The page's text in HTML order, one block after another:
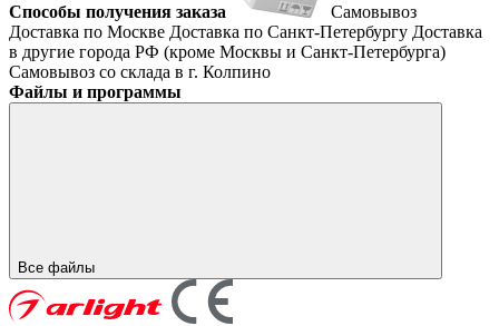
Способы получения заказа
Самовывоз
Доставка по Москве Доставка по Санкт-Петербургу Доставка
в другие города РФ (кроме Москвы и Санкт-Петербурга)
Самовывоз со склада в г. Колпино
Файлы и программы
Все файлы